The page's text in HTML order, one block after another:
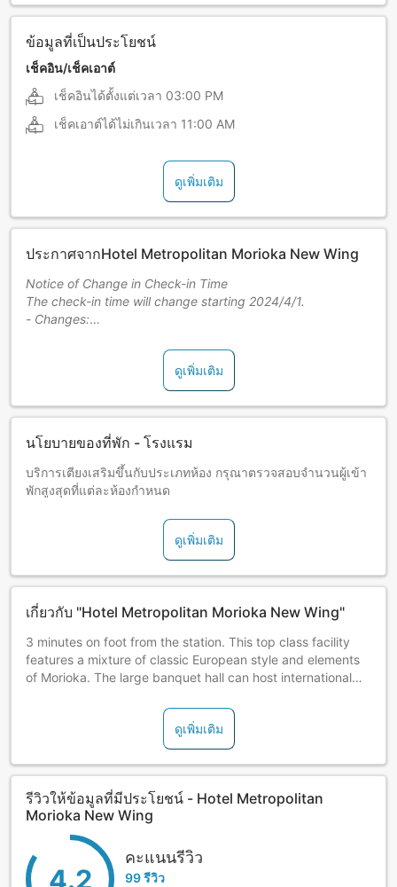
ข้อมูลที่เป็นประโยชน์
เช็คอิน/เช็คเอาต์
เช็คอินได้ตั้งแต่เวลา 03:00 PM
เช็คเอาต์ได้ไม่เกินเวลา 11:00 AM
ดูเพิ่มเติม
ประกาศจากHotel Metropolitan Morioka New Wing
Notice of Change in Check-in Time
The check-in time will change starting 2024/4/1.
- Changes:
After Change - Check-in at 15:00
For details, please ask lodging staff.
About contacting the lodging: After completing your
reservation, please contact the JAPANiCAN Customer
lodging.
ดูเพิ่มเติม
นโยบายของที่พัก - โรงแรม
บริการเตียงเสริมขึ้นกับประเภทห้อง กรุณาตรวจสอบจำนวนผู้เข้า
พักสูงสุดที่แต่ละห้องกำหนด
ดูเพิ่มเติม
เกี่ยวกับ "Hotel Metropolitan Morioka New Wing"
3 minutes on foot from the station. This top class facility
features a mixture of classic European style and elements
of Morioka. The large banquet hall can host international
This hotel is in Morioka City, which ranked 2nd in the best
cities to visit worldwide in 2023.
- Morioka Castle Site Park (Iwate Park): 19 min on foot; 6
min by car
- Nagasawa Coffee: 20 min on foot; 8 min by car
ดูเพิ่มเติม
รีวิวให้ข้อมูลที่มีประโยชน์ - Hotel Metropolitan
Morioka New Wing
4.2
คะแนนรีวิว
99 รีวิว